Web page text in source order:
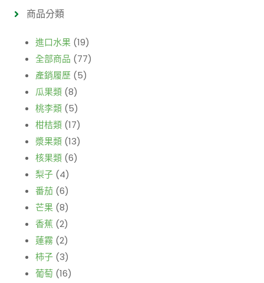
商品分類
進口水果 (19)
全部商品 (77)
產銷履歷 (5)
瓜果類 (8)
桃李類 (5)
柑桔類 (17)
漿果類 (13)
核果類 (6)
梨子 (4)
番茄 (6)
芒果 (8)
香蕉 (2)
蓮霧 (2)
柿子 (3)
葡萄 (16)